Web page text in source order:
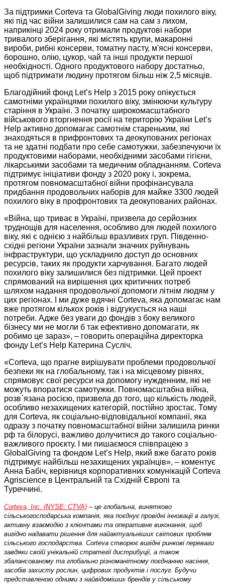
За підтримки Corteva та GlobalGiving люди похилого віку,
які під час війни залишилися сам на сам з лихом,
наприкінці 2024 року отримали продуктові набори
тривалого зберігання, які містять крупи, макаронні
вироби, рибні консерви, томатну пасту, м'ясні консерви,
борошно, олію, цукор, чай та інші продукти першої
необхідності. Одного продуктового набору достатньо,
щоб підтримати людину протягом більш ніж 2,5 місяців.
Благодійний фонд Let’s Help з 2015 року опікується
самотніми українцями похилого віку, змінюючи культуру
старіння в Україні. З початку широкомасштабного
військового вторгнення росії на територію України Let’s
Help активно допомагає самотнім стареньким, які
знаходяться в прифронтових та деокупованих регіонах
та не здатні подбати про себе самотужки, забезпечуючи їх
продуктовими наборами, необхідними засобами гігієни,
лікарськими засобами та медичним обладнанням. Сorteva
підтримує ініціативи фонду з 2020 року і, зокрема,
протягом повномасштабної війни профінансувала
придбання продовольчих наборів для майже 3300 людей
похилого віку в профронтових та деокупованих районах.
«Війна, що триває в Україні, призвела до серйозних
труднощів для населення, особливо для людей похилого
віку, які є однією з найбільш вразливих груп. Південно-
східні регіони України зазнали значних руйнувань
інфраструктури, що ускладнило доступ до основних
ресурсів, таких як продукти харчування. Багато людей
похилого віку залишилися без підтримки. Цей проект
спрямований на вирішення цих критичних потреб
шляхом надання продовольчої допомоги літнім людям у
цих регіонах. І ми дуже вдячні Сorteva, яка допомагає нам
вже протягом кількох років і відгукується на наші
потреби. Адже без уваги до фондів з боку великого
бізнесу ми не могли б так ефективно допомагати, як
робимо це зараз», – говорить операційна директорка
фонду Let’s Help Катерина Сусліч.
«Corteva, що прагне вирішувати проблеми продовольчої
безпеки як на глобальному, так і на місцевому рівнях,
спрямовує свої ресурси на допомогу нужденним, які не
можуть впоратися самотужки. Повномасштабна війна,
розв`язана росією, призвела до того, що кількість людей,
особливо незахищених категорій, постійно зростає. Тому
для Corteva, як соціально-відповідальної компанії, яка
одразу з початку повномасштабної війни залишила ринки
рф та білорусі, важливо долучитися до такого соціально-
важливого проєкту. І ми пишаємося співпрацею з
GlobalGiving та фондом Let’s Help, який вже багато років
підтримує найбільш незахищених українців», – коментує
Анна Бабіч, керівниця корпоративних комунікацій Corteva
Agriscience в Центральній та Східній Європі та
Туреччині.
Corteva, Inc. (NYSE: CTVA) – це глобальна, винятково
сільськогосподарська компанія, яка поєднує провідні інновації в галузі,
активну взаємодію з клієнтами та оперативне виконання, щоб
вигідно надавати рішення для найактуальніших світових проблем
сільського господарства. Corteva створює вигідні ринкові переваги
завдяки своїй унікальній стратегії дистрибуції, а також
збалансованому та глобально різноманітному поєднанню насіння,
засобів захисту рослин, цифрових продуктів і послуг. Будучи
представленою одними з найвідоміших брендів у сільському